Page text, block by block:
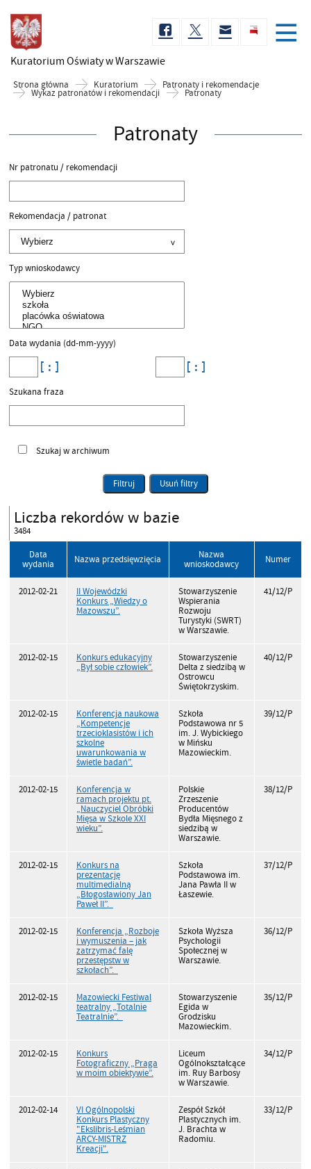
Kuratorium Oświatyw Warszawie
Strona główna Kuratorium Patronaty i rekomendacje
Wykaz patronatów i rekomendacji Patronaty
Patronaty
Nr patronatu / rekomendacji
Rekomendacja / patronat
Typ wnioskodawcy
Data wydania (dd-mm-yyyy)
Szukana fraza
Szukaj w archiwum
Filtruj Usuń filtry
Liczba rekordów w bazie
3484
Data
wydania
Nazwa przedsięwzięcia
Nazwa
wnioskodawcy
Numer
2012-02-21
II Wojewódzki
Konkurs „Wiedzy o
Mazowszu”.
Stowarzyszenie
Wspierania
Rozwoju
Turystyki (SWRT)
w Warszawie.
41/12/P
2012-02-15
Konkurs edukacyjny
„Był sobie człowiek”.
Stowarzyszenie
Delta z siedzibą w
Ostrowcu
Świętokrzyskim.
40/12/P
2012-02-15
Konferencja naukowa
„Kompetencje
trzecioklasistów i ich
szkolne
uwarunkowania w
świetle badań”.
Szkoła
Podstawowa nr 5
im. J. Wybickiego
w Mińsku
Mazowieckim.
39/12/P
2012-02-15
Konferencja w
ramach projektu pt.
„Nauczyciel Obróbki
Mięsa w Szkole XXI
wieku”.
Polskie
Zrzeszenie
Producentów
Bydła Mięsnego z
siedzibą w
Warszawie.
38/12/P
2012-02-15
Konkurs na
prezentację
multimedialną
„Błogosławiony Jan
Paweł II”.
Szkoła
Podstawowa im.
Jana Pawła II w
Łaszewie.
37/12/P
2012-02-15
Konferencja „Rozboje
i wymuszenia – jak
zatrzymać falę
przestępstw w
szkołach”.
Szkoła Wyższa
Psychologii
Społecznej w
Warszawie.
36/12/P
2012-02-15
Mazowiecki Festiwal
teatralny „Totalnie
Teatralnie”.
Stowarzyszenie
Egida w
Grodzisku
Mazowieckim.
35/12/P
2012-02-15
Konkurs
Fotograficzny „Praga
w moim obiektywie”.
Liceum
Ogólnokształcące
im. Ruy Barbosy
w Warszawie.
34/12/P
2012-02-14
VI Ogólnopolski
Konkurs Plastyczny
"Ekslibris-Leśmian
ARCY-MISTRZ
Kreacji".
Zespół Szkół
Plastycznych im.
J. Brachta w
Radomiu.
33/12/P